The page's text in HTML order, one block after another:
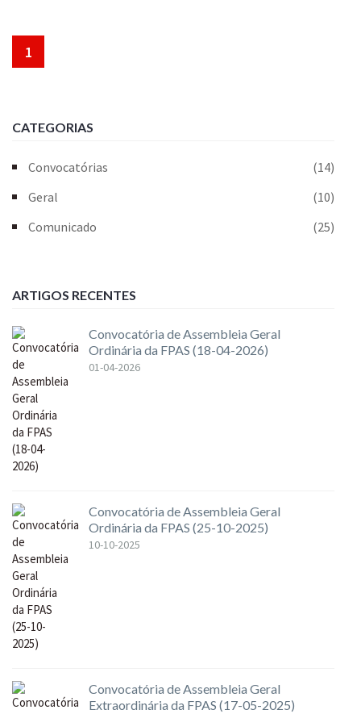
1
CATEGORIAS
Convocatórias
(14)
Geral
(10)
Comunicado
(25)
ARTIGOS RECENTES
Convocatória de Assembleia Geral
Ordinária da FPAS (18-04-2026)
01-04-2026
Convocatória de Assembleia Geral
Ordinária da FPAS (25-10-2025)
10-10-2025
Convocatória de Assembleia Geral
Extraordinária da FPAS (17-05-2025)